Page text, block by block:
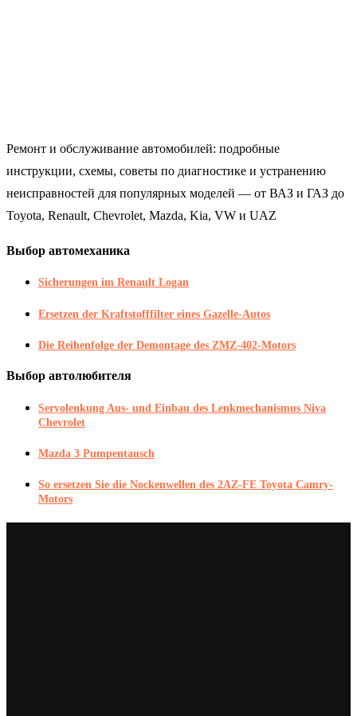
Ремонт и обслуживание автомобилей: подробные
инструкции, схемы, советы по диагностике и устранению
неисправностей для популярных моделей — от ВАЗ и ГАЗ до
Toyota, Renault, Chevrolet, Mazda, Kia, VW и UAZ
Выбор автомеханика
Sicherungen im Renault Logan
Ersetzen der Kraftstofffilter eines Gazelle-Autos
Die Reihenfolge der Demontage des ZMZ-402-Motors
Выбор автолюбителя
Servolenkung Aus- und Einbau des Lenkmechanismus Niva
Chevrolet
Mazda 3 Pumpentausch
So ersetzen Sie die Nockenwellen des 2AZ-FE Toyota Camry-
Motors